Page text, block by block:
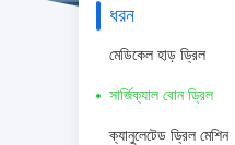
ধরন
মেডিকেল হাড় ড্রিল
সার্জিক্যাল বোন ড্রিল
ক্যানুলেটেড ড্রিল মেশিন